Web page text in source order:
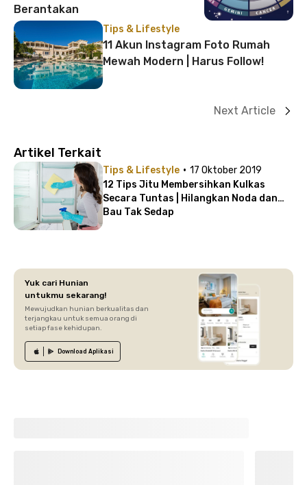
Berantakan
Tips & Lifestyle
11 Akun Instagram Foto Rumah
Mewah Modern | Harus Follow!
Next Article
Artikel Terkait
Tips & Lifestyle · 17 Oktober 2019
12 Tips Jitu Membersihkan Kulkas
Secara Tuntas | Hilangkan Noda dan
Bau Tak Sedap
Yuk cari Hunian
untukmu sekarang!
Mewujudkan hunian berkualitas dan
terjangkau untuk semua orang di
setiap fase kehidupan.
Download Aplikasi